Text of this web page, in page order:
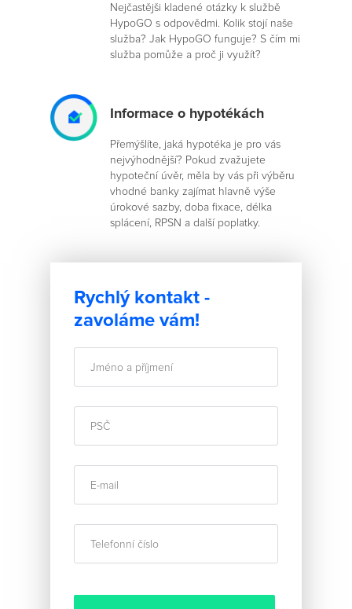
Nejčastějši kladené otázky k službě
HypoGO s odpovědmi. Kolik stojí naše
služba? Jak HypoGO funguje? S čím mi
služba pomůže a proč ji využít?
Informace o hypotékách
Přemýšlíte, jaká hypotéka je pro vás
nejvýhodnější? Pokud zvažujete
hypoteční úvěr, měla by vás při výběru
vhodné banky zajímat hlavně výše
úrokové sazby, doba fixace, délka
splácení, RPSN a další poplatky.
Rychlý kontakt -
zavoláme vám!